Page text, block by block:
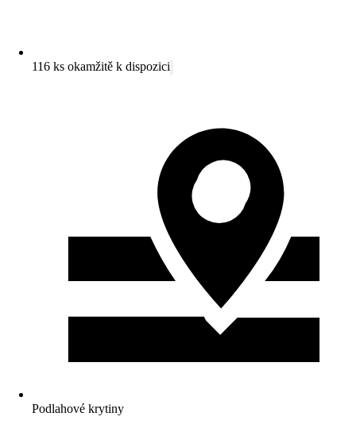
116 ks okamžitě k dispozici
Podlahové krytiny